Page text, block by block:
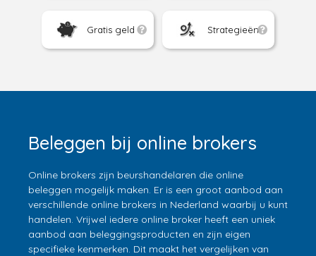
Gratis geld Strategieën
Beleggen bij online brokers
Online brokers zijn beurshandelaren die online
beleggen mogelijk maken. Er is een groot aanbod aan
verschillende online brokers in Nederland waarbij u kunt
handelen. Vrijwel iedere online broker heeft een uniek
aanbod aan beleggingsproducten en zijn eigen
specifieke kenmerken. Dit maakt het vergelijken van